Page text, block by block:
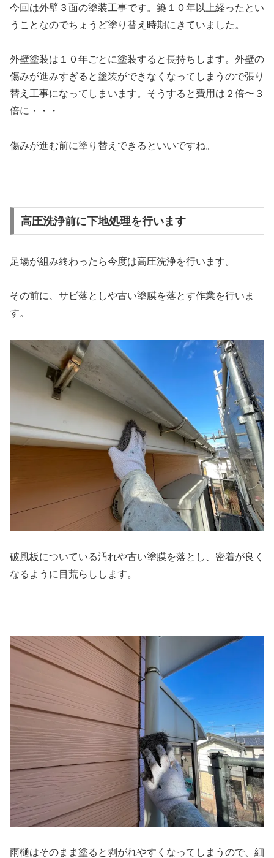
今回は外壁３面の塗装工事です。築１０年以上経ったとい
うことなのでちょうど塗り替え時期にきていました。
外壁塗装は１０年ごとに塗装すると長持ちします。外壁の
傷みが進みすぎると塗装ができなくなってしまうので張り
替え工事になってしまいます。そうすると費用は２倍〜３
倍に・・・
傷みが進む前に塗り替えできるといいですね。
高圧洗浄前に下地処理を行います
足場が組み終わったら今度は高圧洗浄を行います。
その前に、サビ落としや古い塗膜を落とす作業を行いま
す。
破風板についている汚れや古い塗膜を落とし、密着が良く
なるように目荒らしします。
雨樋はそのまま塗ると剥がれやすくなってしまうので、細